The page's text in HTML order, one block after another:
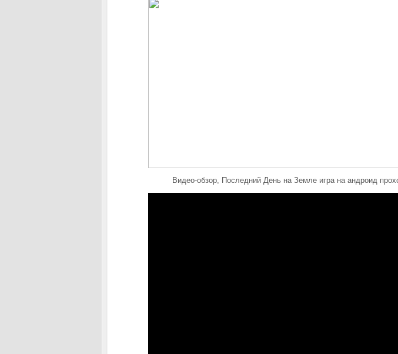
Видео-обзор, Последний День на Земле игра на андроид